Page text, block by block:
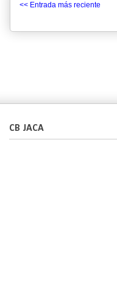
<< Entrada más reciente
CB JACA